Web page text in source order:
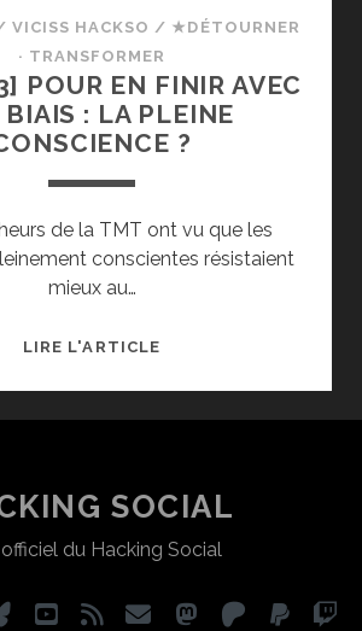
VICISS HACKSO / ★DÉTOURNER
· TRANSFORMER
POUR EN FINIR AVEC
BIAIS : LA PLEINE
?
de la TMT ont vu que les
conscientes résistaient
mieux au…
LIRE L'ARTICLE★
LES
BIAIS
LA
SOCIAL
du Hacking Social
blueskyyoutube
rss emailmastodon
patreon